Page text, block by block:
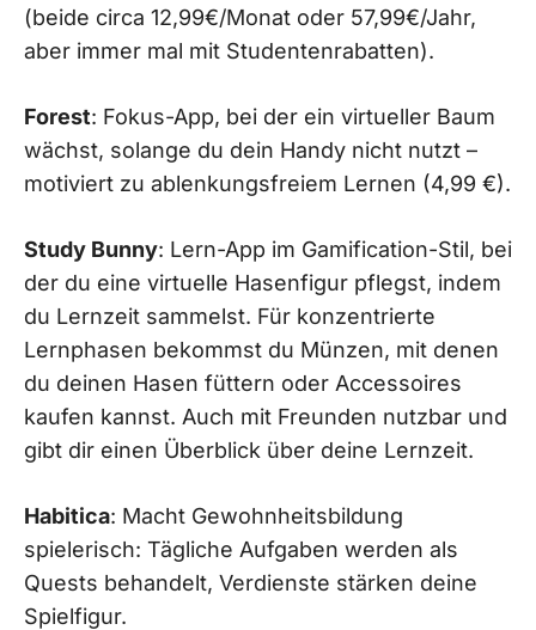
(beide circa 12,99€/Monat oder 57,99€/Jahr,
aber immer mal mit Studentenrabatten).
Forest: Fokus-App, bei der ein virtueller Baum
wächst, solange du dein Handy nicht nutzt –
motiviert zu ablenkungsfreiem Lernen (4,99 €).
Study Bunny: Lern-App im Gamification-Stil, bei
der du eine virtuelle Hasenfigur pflegst, indem
du Lernzeit sammelst. Für konzentrierte
Lernphasen bekommst du Münzen, mit denen
du deinen Hasen füttern oder Accessoires
kaufen kannst. Auch mit Freunden nutzbar und
gibt dir einen Überblick über deine Lernzeit.
Habitica: Macht Gewohnheitsbildung
spielerisch: Tägliche Aufgaben werden als
Quests behandelt, Verdienste stärken deine
Spielfigur.